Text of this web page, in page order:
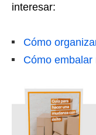
interesar:
Cómo
Cómo